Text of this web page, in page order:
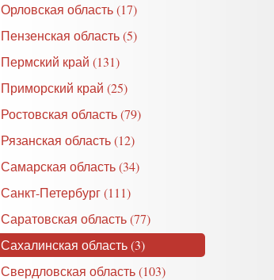
Орловская область (17)
Пензенская область (5)
Пермский край (131)
Приморский край (25)
Ростовская область (79)
Рязанская область (12)
Самарская область (34)
Санкт-Петербург (111)
Саратовская область (77)
Сахалинская область (3)
Свердловская область (103)